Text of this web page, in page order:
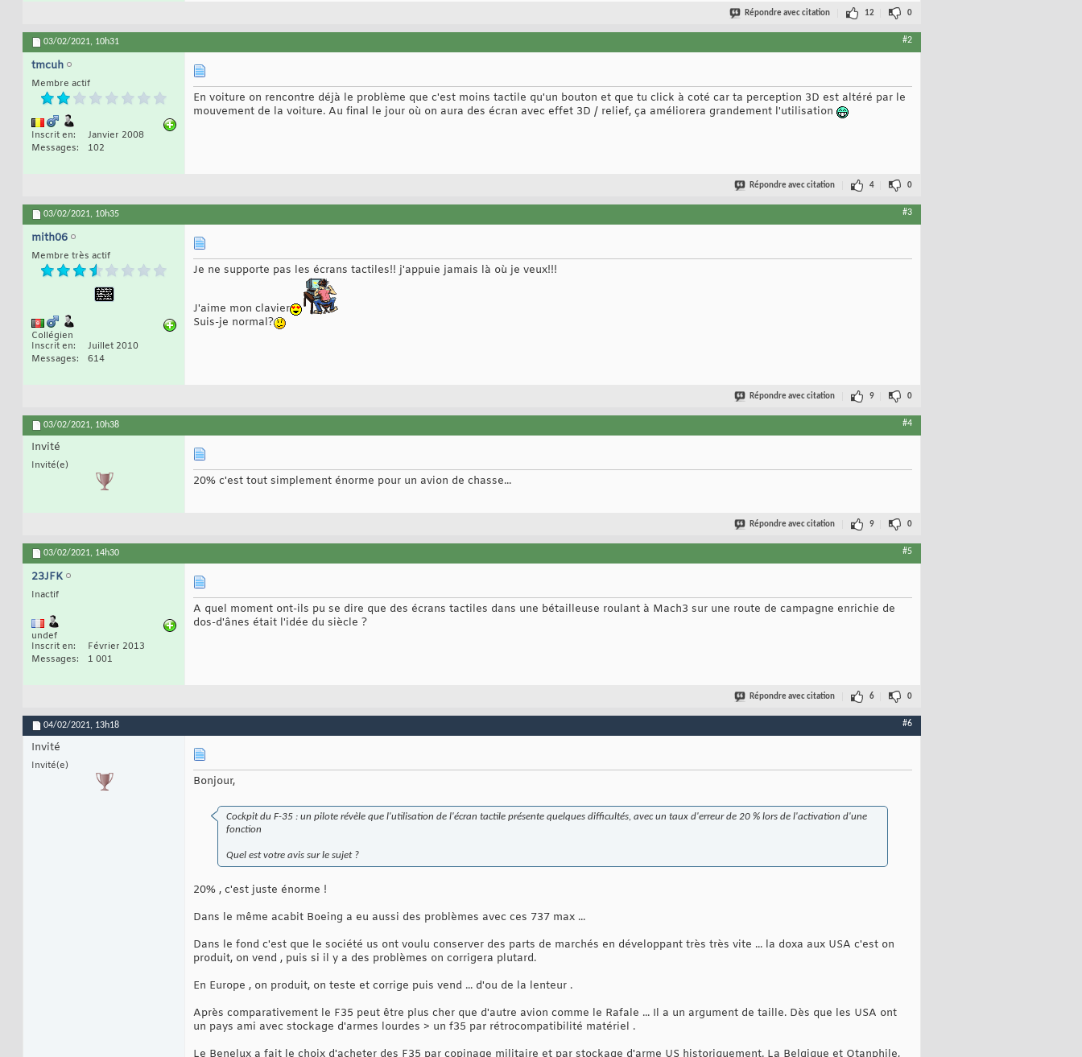
Répondre avec citation 12 0
03/02/2021, 10h31 #2
tmcuh
Membre actif
Inscrit en
Janvier 2008
Messages
102
En voiture on rencontre déjà le problème que c'est moins tactile qu'un bouton et que tu click à coté car ta perception 3D est altéré par le
mouvement de la voiture. Au final le jour où on aura des écran avec effet 3D / relief, ça améliorera grandement l'utilisation
Répondre avec citation 4 0
03/02/2021, 10h35 #3
mith06
Membre très actif
Collégien
Inscrit en
Juillet 2010
Messages
614
Je ne supporte pas les écrans tactiles!! j'appuie jamais là où je veux!!!
J'aime mon clavier
Suis-je normal?
Répondre avec citation 9 0
03/02/2021, 10h38 #4
Invité
Invité(e)
20% c'est tout simplement énorme pour un avion de chasse...
Répondre avec citation 9 0
03/02/2021, 14h30 #5
23JFK
Inactif
undef
Inscrit en
Février 2013
Messages
1 001
A quel moment ont-ils pu se dire que des écrans tactiles dans une bétailleuse roulant à Mach3 sur une route de campagne enrichie de
dos-d'ânes était l'idée du siècle ?
Répondre avec citation 6 0
04/02/2021, 13h18 #6
Invité
Invité(e)
Bonjour,
Cockpit du F-35 : un pilote révèle que l'utilisation de l'écran tactile présente quelques difficultés, avec un taux d'erreur de 20 % lors de l'activation d'une
fonction
Quel est votre avis sur le sujet ?
20% , c'est juste énorme !
Dans le même acabit Boeing a eu aussi des problèmes avec ces 737 max ...
Dans le fond c'est que le société us ont voulu conserver des parts de marchés en développant très très vite ... la doxa aux USA c'est on
produit, on vend , puis si il y a des problèmes on corrigera plutard.
En Europe , on produit, on teste et corrige puis vend ... d'ou de la lenteur .
Après comparativement le F35 peut être plus cher que d'autre avion comme le Rafale ... Il a un argument de taille. Dès que les USA ont
un pays ami avec stockage d'armes lourdes > un f35 par rétrocompatibilité matériel .